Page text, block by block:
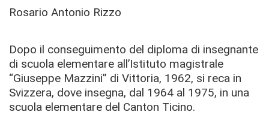
Rosario Antonio Rizzo
Dopo il conseguimento del diploma di insegnante
di scuola elementare all’Istituto magistrale
“Giuseppe Mazzini” di Vittoria, 1962, si reca in
Svizzera, dove insegna, dal 1964 al 1975, in una
scuola elementare del Canton Ticino.